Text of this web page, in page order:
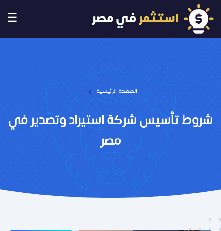
☰
الصفحة الرئيسية ›
شروط تأسيس شركة استيراد وتصدير في
مصر